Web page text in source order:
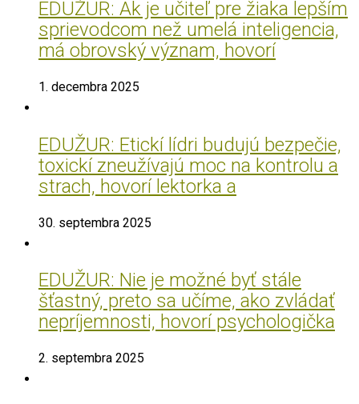
EDUŽUR: Ak je učiteľ pre žiaka lepším
sprievodcom než umelá inteligencia,
má obrovský význam, hovorí
1. decembra 2025
EDUŽUR: Etickí lídri budujú bezpečie,
toxickí zneužívajú moc na kontrolu a
strach, hovorí lektorka a
30. septembra 2025
EDUŽUR: Nie je možné byť stále
šťastný, preto sa učíme, ako zvládať
nepríjemnosti, hovorí psychologička
2. septembra 2025